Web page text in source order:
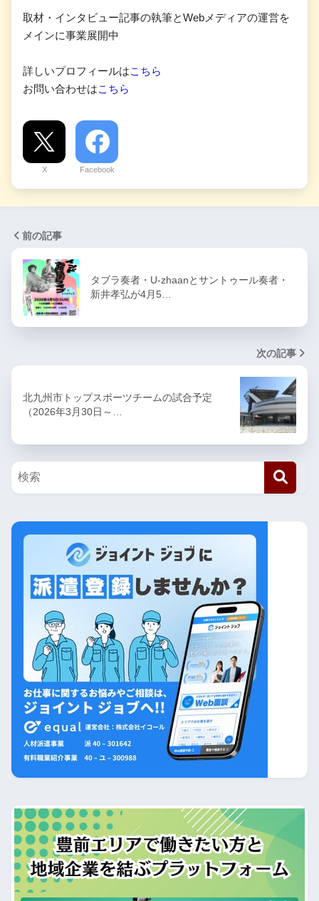
取材・インタビュー記事の執筆とWebメディアの運営を
メインに事業展開中
詳しいプロフィールはこちら
お問い合わせはこちら
X Facebook
前の記事
タブラ奏者・U-zhaanとサントゥール奏者・
新井孝弘が4月5…
次の記事
北九州市トップスポーツチームの試合予定
（2026年3月30日～…